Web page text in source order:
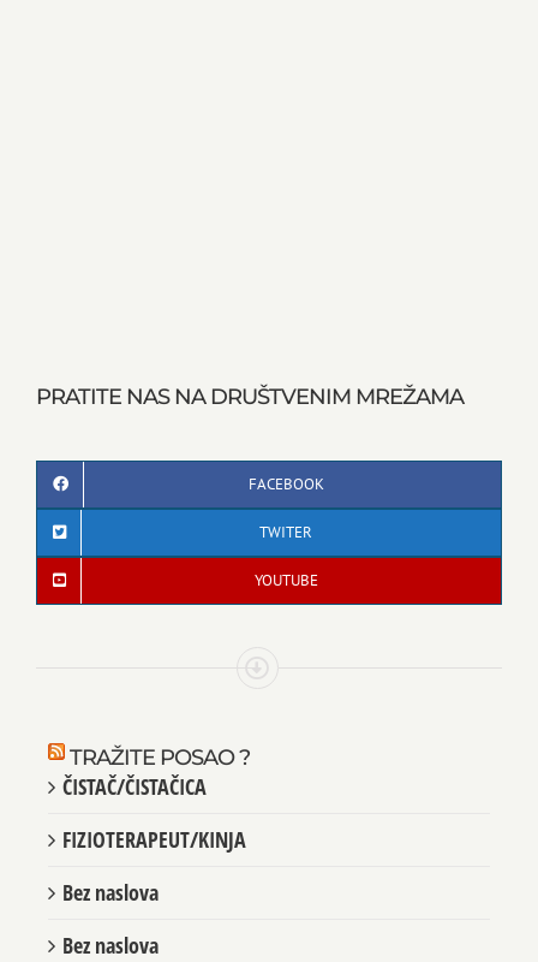
PRATITE NAS NA DRUŠTVENIM MREŽAMA
FACEBOOK
TWITER
YOUTUBE
TRAŽITE POSAO ?
ČISTAČ/ČISTAČICA
FIZIOTERAPEUT/KINJA
Bez naslova
Bez naslova